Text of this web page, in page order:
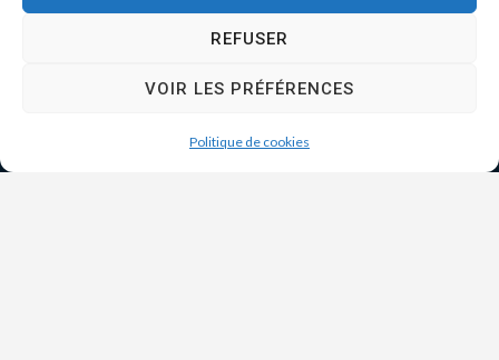
REFUSER
VOIR LES PRÉFÉRENCES
Politique de cookies